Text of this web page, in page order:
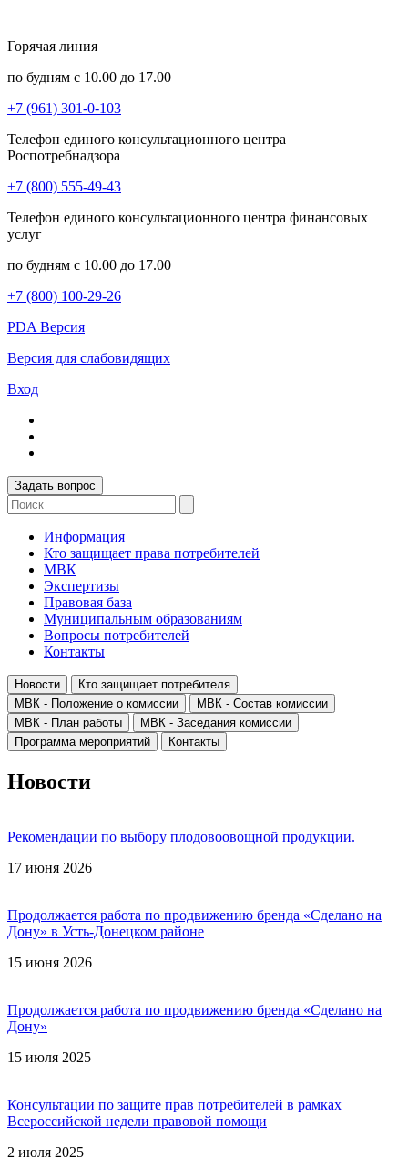
Горячая линия
по будням с 10.00 до 17.00
+7 (961) 301-0-103
Телефон единого консультационного центра
Роспотребнадзора
+7 (800) 555-49-43
Телефон единого консультационного центра финансовых
услуг
по будням с 10.00 до 17.00
+7 (800) 100-29-26
PDA Версия
Версия для слабовидящих
Вход
Задать вопрос
Информация
Кто защищает права потребителей
МВК
Экспертизы
Правовая база
Муниципальным образованиям
Вопросы потребителей
Контакты
Новости
Кто защищает потребителя
МВК - Положение о комиссии
МВК - Состав комиссии
МВК - План работы
МВК - Заседания комиссии
Программа мероприятий
Контакты
Новости
Рекомендации по выбору плодовоовощной продукции.
17 июня 2026
Продолжается работа по продвижению бренда «Сделано на
Дону» в Усть-Донецком районе
15 июня 2026
Продолжается работа по продвижению бренда «Сделано на
Дону»
15 июля 2025
Консультации по защите прав потребителей в рамках
Всероссийской недели правовой помощи
2 июля 2025